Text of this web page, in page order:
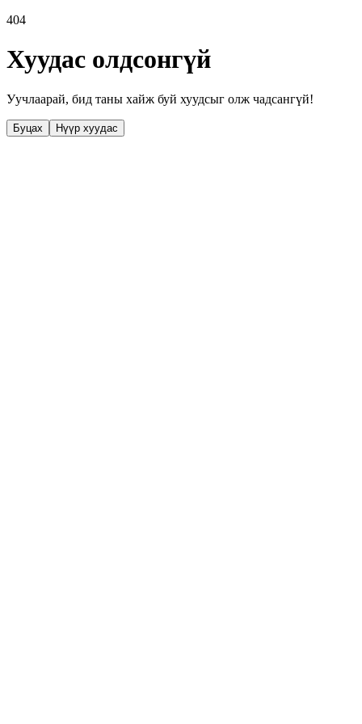
404
Хуудас олдсонгүй
Уучлаарай, бид таны хайж буй хуудсыг олж чадсангүй!
Буцах Нүүр хуудас